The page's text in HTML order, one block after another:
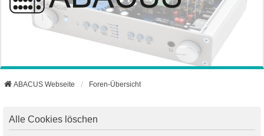
ABACUS Webseite Foren-Übersicht
Alle Cookies löschen